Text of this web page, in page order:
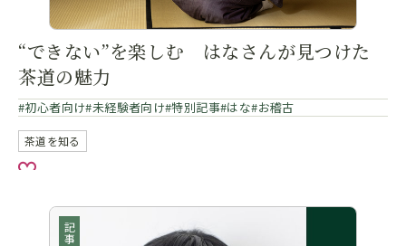
“できない”を楽しむ はなさんが見つけた
茶道の魅力
初心者向け 未経験者向け 特別記事 はな お稽古
茶道を知る
お気に入り
記事